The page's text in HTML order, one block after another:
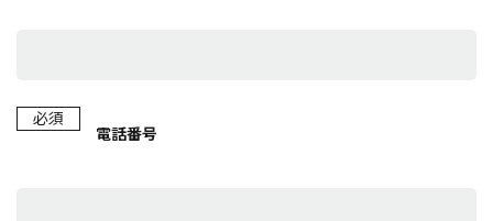
必須
電話番号